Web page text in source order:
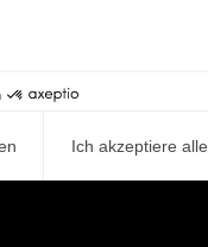
Ich akzeptiere alle